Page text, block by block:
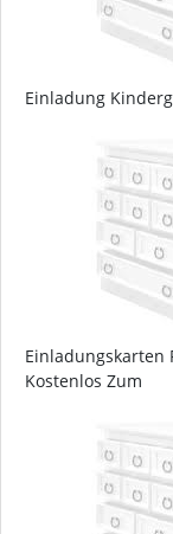
Einladung
Einladungskarten
Kostenlos Zum